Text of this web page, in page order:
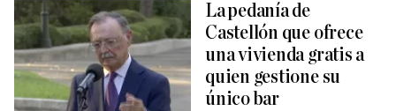
La pedanía de
Castellón que ofrece
una vivienda gratis a
quien gestione su
único bar